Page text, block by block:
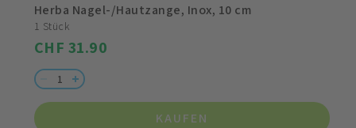
Herba Nagel-/Hautzange, Inox, 10 cm
1 Stück
CHF 31.90
KAUFEN